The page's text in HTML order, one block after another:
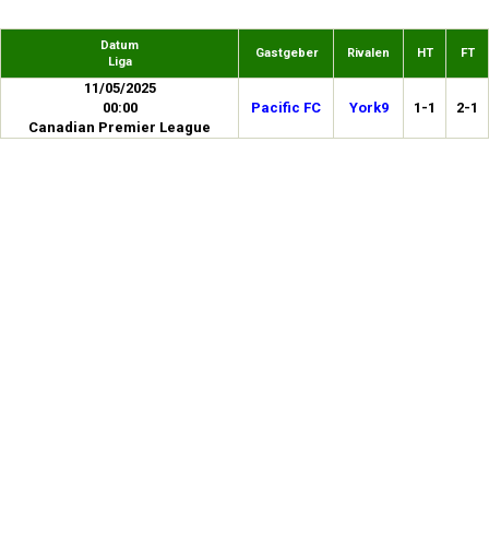
Datum
Liga
Gastgeber Rivalen HT FT
11/05/2025
00:00
Canadian Premier League
Pacific FC York9 1-1 2-1